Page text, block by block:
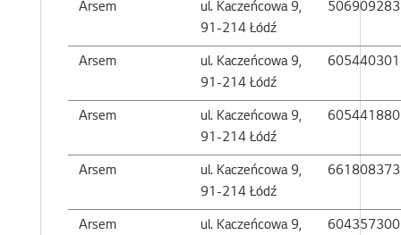
Arsem
ul. Kaczeńcowa 9,
91-214 Łódź
506909283
Arsem
ul. Kaczeńcowa 9,
91-214 Łódź
605440301
Arsem
ul. Kaczeńcowa 9,
91-214 Łódź
605441880
Arsem
ul. Kaczeńcowa 9,
91-214 Łódź
661808373
Arsem
ul. Kaczeńcowa 9,
604357300